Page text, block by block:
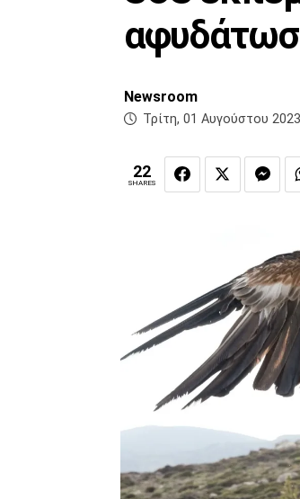
Newsroom
Τρίτη, 01 Αυγούστου
22
SHARES